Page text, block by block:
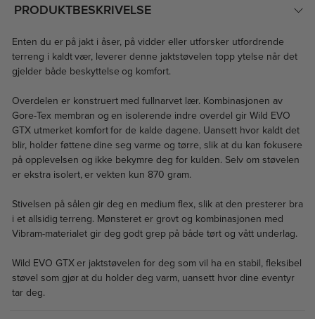
PRODUKTBESKRIVELSE
Enten du er på jakt i åser, på vidder eller utforsker utfordrende
terreng i kaldt vær, leverer denne jaktstøvelen topp ytelse når det
gjelder både beskyttelse og komfort.
Overdelen er konstruert med fullnarvet lær. Kombinasjonen av
Gore-Tex membran og en isolerende indre overdel gir Wild EVO
GTX utmerket komfort for de kalde dagene. Uansett hvor kaldt det
blir, holder føttene dine seg varme og tørre, slik at du kan fokusere
på opplevelsen og ikke bekymre deg for kulden. Selv om støvelen
er ekstra isolert, er vekten kun 870 gram.
Stivelsen på sålen gir deg en medium flex, slik at den presterer bra
i et allsidig terreng. Mønsteret er grovt og kombinasjonen med
Vibram-materialet gir deg godt grep på både tørt og vått underlag.
Wild EVO GTX er jaktstøvelen for deg som vil ha en stabil, fleksibel
støvel som gjør at du holder deg varm, uansett hvor dine eventyr
tar deg.